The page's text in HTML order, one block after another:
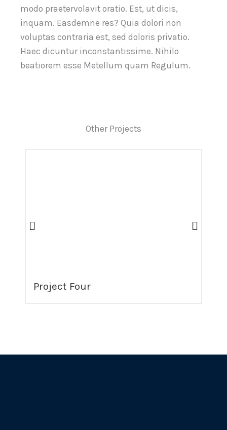
modo praetervolavit oratio. Est, ut dicis,
inquam. Easdemne res? Quia dolori non
voluptas contraria est, sed doloris privatio.
Haec dicuntur inconstantissime. Nihilo
beatiorem esse Metellum quam Regulum.
Other Projects
Project Four